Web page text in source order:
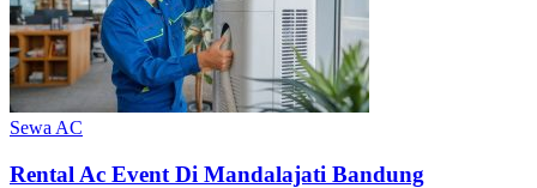
Sewa AC
Rental Ac Event Di Mandalajati Bandung